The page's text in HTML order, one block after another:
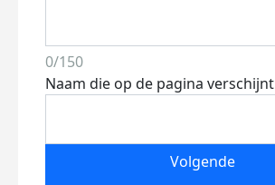
0/150
Naam die op de pagina verschijnt
Volgende